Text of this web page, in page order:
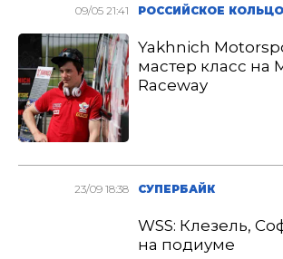
09/05 21:41 РОССИЙСКОЕ КОЛЬЦО
Yakhnich
мастер класс на
Raceway
23/09 18:38 СУПЕРБАЙК
WSS: Клезель,
на подиуме